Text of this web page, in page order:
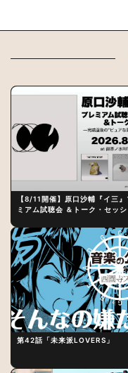
【8/11開催】原口沙輔『イ三』
ミアム試聴会 ＆トーク・セッシ
制作秘話
第42話「未来派LOVERS」